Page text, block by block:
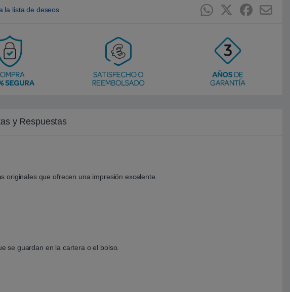
la lista de deseos
y Respuestas
originales que ofrecen una impresión excelente.
se guardan en la cartera o el bolso.